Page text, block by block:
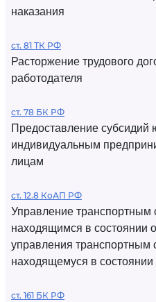
наказания
ст. 81 ТК РФ
Расторжение трудового
работодателя
ст. 78 БК РФ
Предоставление субсидий
индивидуальным
лицам
ст. 12.8 КоАП РФ
Управление транспортным
находящимся в состоянии
управления транспортным
находящемуся в состоянии
ст. 161 БК РФ